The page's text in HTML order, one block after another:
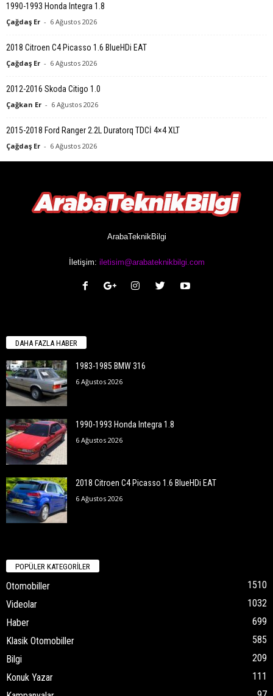
1990-1993 Honda Integra 1.8
Çağdaş Er - 6 Ağustos 2026
2018 Citroen C4 Picasso 1.6 BlueHDi EAT
Çağdaş Er - 6 Ağustos 2026
2012-2016 Skoda Citigo 1.0
Çağkan Er - 6 Ağustos 2026
2015-2018 Ford Ranger 2.2L Duratorq TDCİ 4×4 XLT
Çağdaş Er - 6 Ağustos 2026
ArabaTeknikBilgi
İletişim: iletisim@arabateknikbilgi.com
DAHA FAZLA HABER
1983-1985 BMW 316
6 Ağustos 2026
1990-1993 Honda Integra 1.8
6 Ağustos 2026
2018 Citroen C4 Picasso 1.6 BlueHDi EAT
6 Ağustos 2026
POPÜLER KATEGORİLER
Otomobiller
1510
Videolar
1032
Haber
699
Klasik Otomobiller
585
Bilgi
209
Konuk Yazar
111